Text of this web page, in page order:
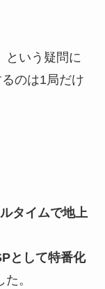
という疑問に
のは1局だけ
タイムで地上
として特番化
。